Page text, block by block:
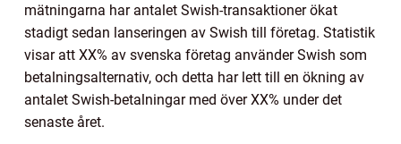
mätningarna har antalet Swish-transaktioner ökat
stadigt sedan lanseringen av Swish till företag. Statistik
visar att XX% av svenska företag använder Swish som
betalningsalternativ, och detta har lett till en ökning av
antalet Swish-betalningar med över XX% under det
senaste året.